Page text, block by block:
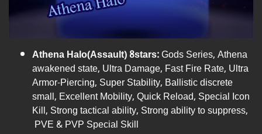
Athena Halo(Assault) 8stars:Gods Series, Athena
awakened state, Ultra Damage, Fast Fire Rate, Ultra
Armor-Piercing, Super Stability, Ballistic discrete
small, Excellent Mobility, Quick Reload, Special Icon
Kill, Strong tactical ability, Strong ability to suppress,
PVE & PVP Special Skill